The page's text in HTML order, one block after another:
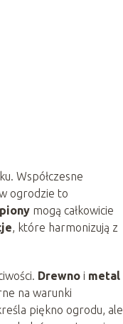
Współczesne
ogrodzie to
mogą całkowicie
, które harmonizują z
Drewno i metal
na warunki
piękno ogrodu, ale